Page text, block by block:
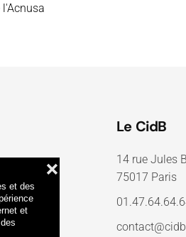
et des
et
❌
Le CidB
14 rue Jules
75017 Paris